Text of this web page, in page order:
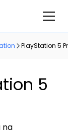
PlayStation 5
5
na